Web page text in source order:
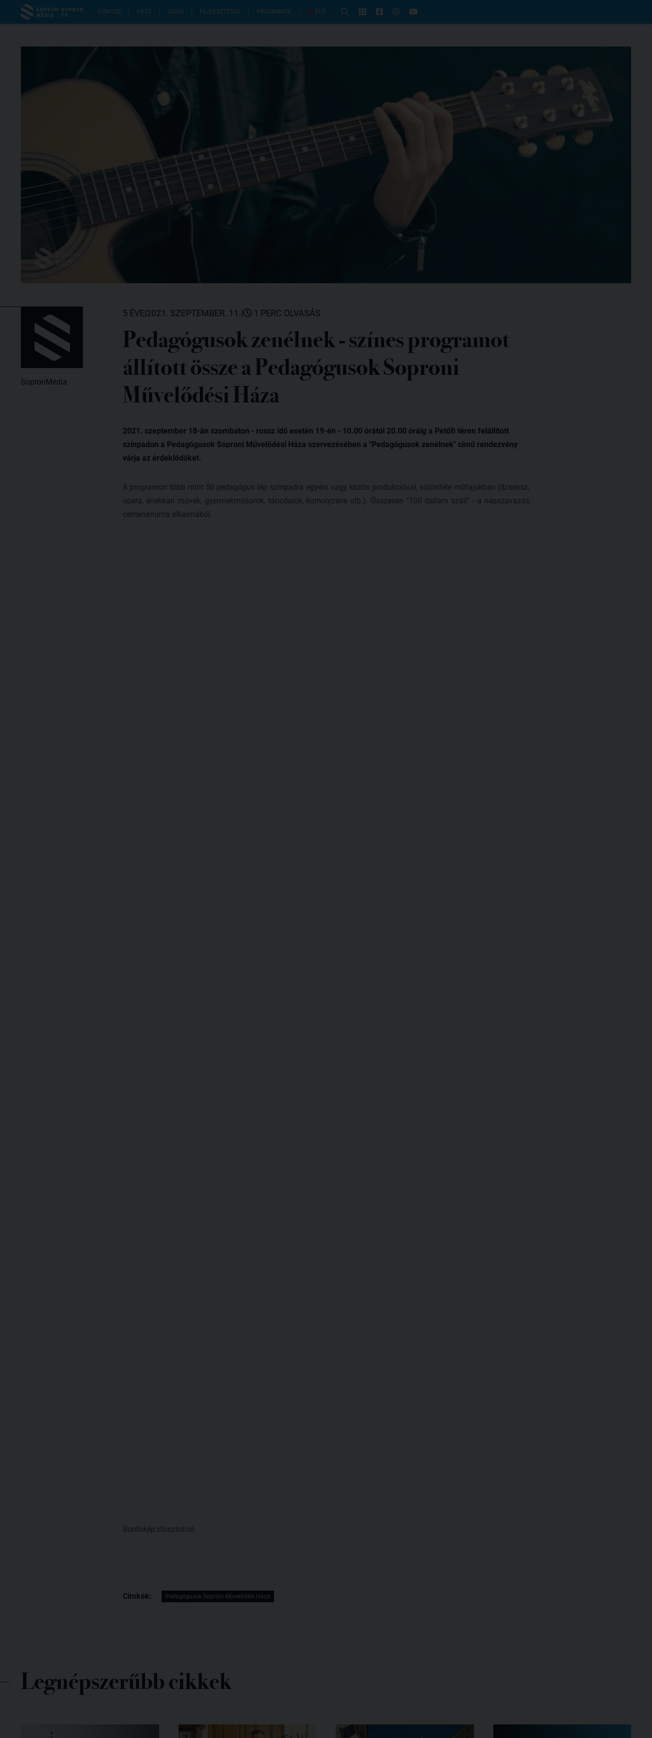
FONTOS FOTÓ VIDEÓ FEJLESZTÉSEK PROGRAMOK ÉLŐ
SopronMédia
5 ÉVE|2021. SZEPTEMBER. 11.| 1 PERC OLVASÁS
Pedagógusok zenélnek - színes programot
állított össze a Pedagógusok Soproni
Művelődési Háza
2021. szeptember 18-án szombaton - rossz idő esetén 19-én - 10.00 órától 20.00 óráig a Petőfi téren felállított
színpadon a Pedagógusok Soproni Művelődési Háza szervezésében a "Pedagógusok zenélnek" című rendezvény
várja az érdeklődőket.
A programon több mint 50 pedagógus lép színpadra egyéni vagy közös produkcióval, különféle műfajokban (dzsessz,
opera, énekkari művek, gyermekműsorok, táncdalok, komolyzene stb.). Összesen "100 dallam száll" - a népszavazás
centenáriuma alkalmából.
Borítókép:illusztráció
Címkék: Pedagógusok Soproni Művelődési Háza
Legnépszerűbb cikkek